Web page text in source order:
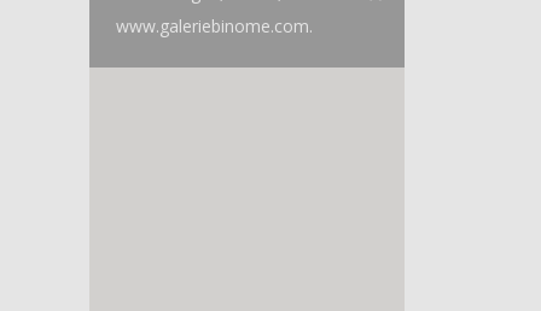
www.galeriebinome.com.